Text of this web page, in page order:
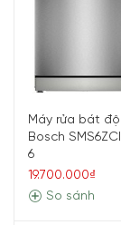
Máy rửa bát
Bosch
6
19.700.000₫
So sánh